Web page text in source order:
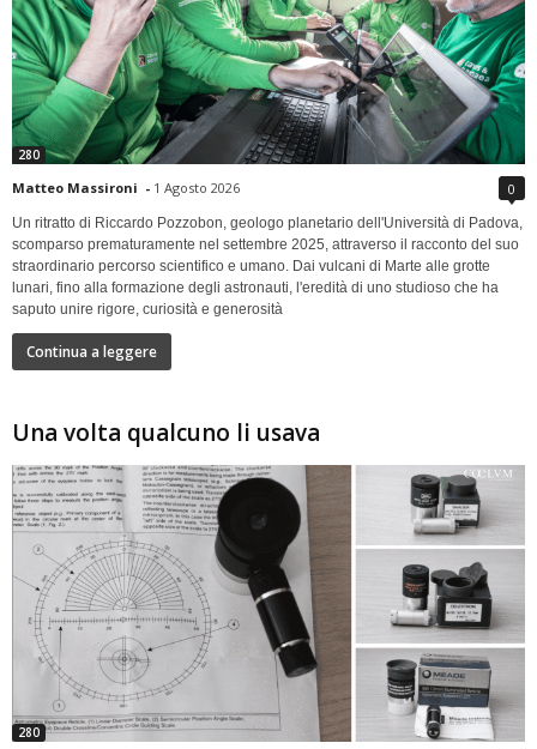
280
Matteo Massironi - 1 Agosto 2026 0
Un ritratto di Riccardo Pozzobon, geologo planetario dell'Università di Padova,
scomparso prematuramente nel settembre 2025, attraverso il racconto del suo
straordinario percorso scientifico e umano. Dai vulcani di Marte alle grotte
lunari, fino alla formazione degli astronauti, l'eredità di uno studioso che ha
saputo unire rigore, curiosità e generosità
Continua a leggere
Una volta qualcuno li usava
280